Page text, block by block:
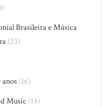
Brasileira e Música
(23)
(16)
Music (14)